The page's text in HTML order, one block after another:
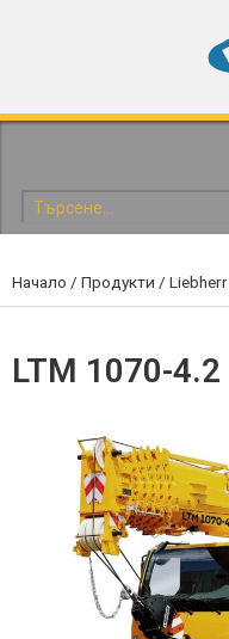
Начало / Продукти / Liebherr
LTM 1070-4.2